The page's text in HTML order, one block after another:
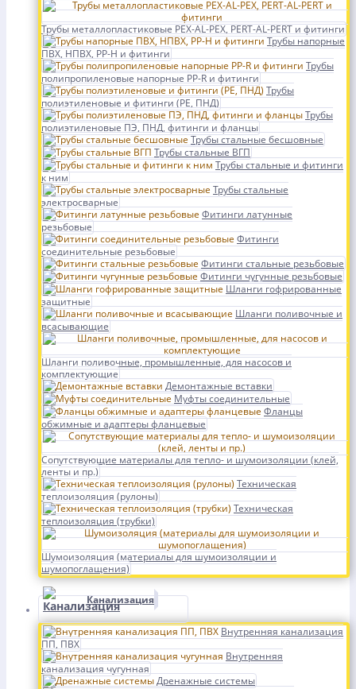
Трубы металлопластиковые PEX-AL-PEX, PERT-AL-PERT и фитинги
Трубы напорные
ПВХ, НПВХ, PP-H и фитинги
Трубы
полипропиленовые напорные PP-R и фитинги
Трубы
полиэтиленовые и фитинги (PE, ПНД)
Трубы
полиэтиленовые ПЭ, ПНД, фитинги и фланцы
Трубы стальные бесшовные
Трубы стальные ВГП
Трубы стальные и фитинги
к ним
Трубы стальные
электросварные
Фитинги латунные
резьбовые
Фитинги
соединительные резьбовые
Фитинги стальные резьбовые
Фитинги чугунные резьбовые
Шланги гофрированные
защитные
Шланги поливочные и
всасывающие
Шланги поливочные, промышленные, для насосов и
комплектующие
Демонтажные вставки
Муфты соединительные
Фланцы
обжимные и адаптеры фланцевые
Сопутствующие материалы для тепло- и шумоизоляции (клей,
ленты и пр.)
Техническая
теплоизоляция (рулоны)
Техническая
теплоизоляция (трубки)
Шумоизоляция (материалы для шумоизоляции и
шумопоглащения)
Канализация
Внутренняя канализация
ПП, ПВХ
Внутренняя
канализация чугунная
Дренажные системы